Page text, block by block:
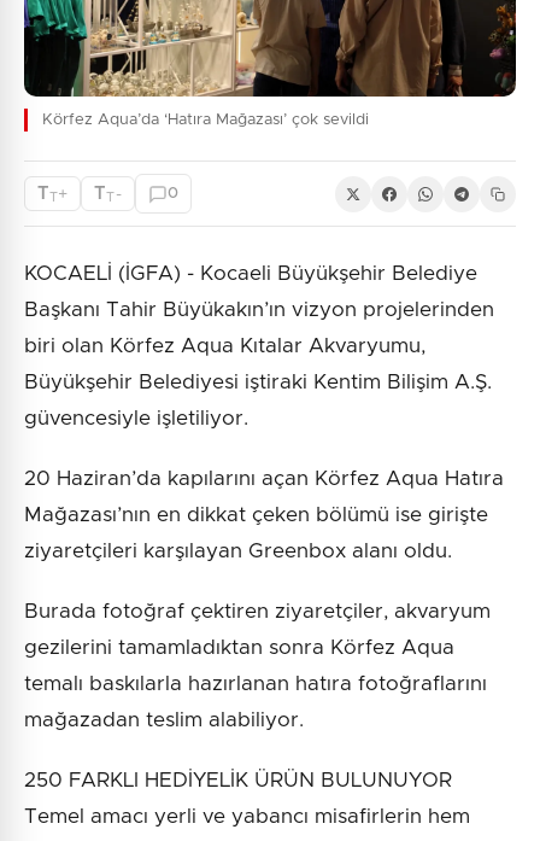
Körfez Aqua’da ‘Hatıra Mağazası’ çok sevildi
TT+ TT - 0
KOCAELİ (İGFA) - Kocaeli Büyükşehir Belediye
Başkanı Tahir Büyükakın’ın vizyon projelerinden
biri olan Körfez Aqua Kıtalar Akvaryumu,
Büyükşehir Belediyesi iştiraki Kentim Bilişim A.Ş.
güvencesiyle işletiliyor.
20 Haziran’da kapılarını açan Körfez Aqua Hatıra
Mağazası’nın en dikkat çeken bölümü ise girişte
ziyaretçileri karşılayan Greenbox alanı oldu.
Burada fotoğraf çektiren ziyaretçiler, akvaryum
gezilerini tamamladıktan sonra Körfez Aqua
temalı baskılarla hazırlanan hatıra fotoğraflarını
mağazadan teslim alabiliyor.
250 FARKLI HEDİYELİK ÜRÜN BULUNUYOR
Temel amacı yerli ve yabancı misafirlerin hem